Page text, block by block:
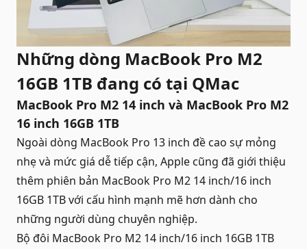
Những dòng MacBook Pro M2
16GB 1TB đang có tại QMac
MacBook Pro M2 14 inch và MacBook Pro M2
16 inch 16GB 1TB
Ngoài dòng MacBook Pro 13 inch đề cao sự mỏng
nhẹ và mức giá dễ tiếp cận, Apple cũng đã giới thiệu
thêm phiên bản MacBook Pro M2 14 inch/16 inch
16GB 1TB với cấu hình mạnh mẽ hơn dành cho
những người dùng chuyên nghiệp.
Bộ đôi MacBook Pro M2 14 inch/16 inch 16GB 1TB